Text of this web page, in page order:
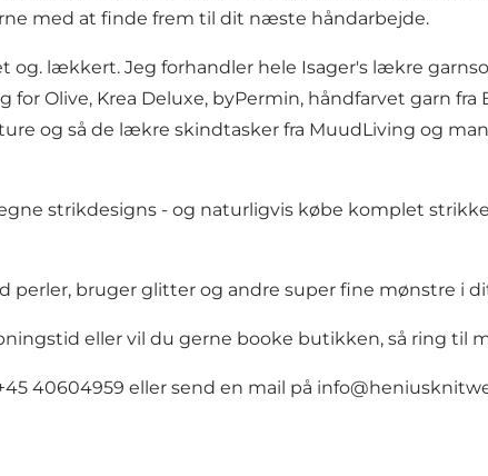
med at finde frem til dit næste håndarbejde.
lækkert. Jeg forhandler hele Isager's lækre
for Olive, Krea Deluxe, byPermin, håndfarvet garn
og så de lækre skindtasker fra MuudLiving og
strikdesigns - og naturligvis købe komplet
perler, bruger glitter og andre super fine mønstre i
eller vil du gerne booke butikken, så ring til
40604959 eller send en mail på